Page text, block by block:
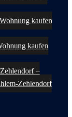
kaufen
kaufen
–
Zehlendorf